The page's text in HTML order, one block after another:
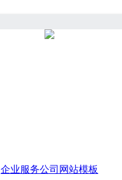
企业服务公司网站模板